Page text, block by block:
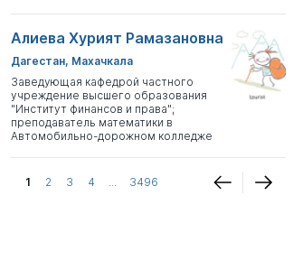
Алиева Хурият Рамазановна
Дагестан, Махачкала
Заведующая кафедрой частного
учреждение высшего образования
"Институт финансов и права";
преподаватель математики в
Автомобильно-дорожном колледже
1 2 3 4 ... 3496